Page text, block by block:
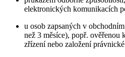
elektronických komunikacích
u osob zapsaných v
než 3 měsíce), popř.
zřízení nebo založení